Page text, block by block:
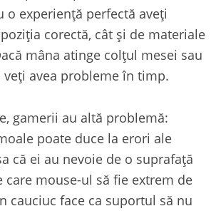
o experiență perfectă aveți
corectă, cât și de materiale
mâna atinge colțul mesei sau
avea probleme în timp.
gamerii au altă problemă:
poate duce la erori ale
că ei au nevoie de o suprafață
care mouse-ul să fie extrem de
cauciuc face ca suportul să nu